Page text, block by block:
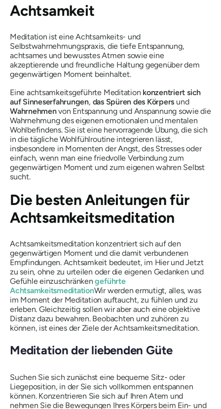
Achtsamkeit
Meditation ist eine Achtsamkeits- und
Selbstwahrnehmungspraxis, die tiefe Entspannung,
achtsames und bewusstes Atmen sowie eine
akzeptierende und freundliche Haltung gegenüber dem
gegenwärtigen Moment beinhaltet.
Eine achtsamkeitsgeführte Meditation konzentriert sich
auf Sinneserfahrungen, das Spüren des Körpers und
Wahrnehmenvon Entspannung und Anspannung sowie die
Wahrnehmung des eigenen emotionalen und mentalen
Wohlbefindens. Sie ist eine hervorragende Übung, die sich
in die tägliche Wohlfühlroutine integrieren lässt,
insbesondere in Momenten der Angst, des Stresses oder
einfach, wenn man eine friedvolle Verbindung zum
gegenwärtigen Moment und zum eigenen wahren Selbst
sucht.
Die besten Anleitungen für
Achtsamkeitsmeditation
Achtsamkeitsmeditation konzentriert sich auf den
gegenwärtigen Moment und die damit verbundenen
Empfindungen. Achtsamkeit bedeutet, im Hier und Jetzt
zu sein, ohne zu urteilen oder die eigenen Gedanken und
Gefühle einzuschränkengeführte
AchtsamkeitsmeditationWir werden ermutigt, alles, was
im Moment der Meditation auftaucht, zu fühlen und zu
erleben. Gleichzeitig sollen wir aber auch eine objektive
Distanz dazu bewahren. Beobachten und zuhören zu
können, ist eines der Ziele der Achtsamkeitsmeditation.
Meditation der liebenden Güte
Suchen Sie sich zunächst eine bequeme Sitz- oder
Liegeposition, in der Sie sich vollkommen entspannen
können. Konzentrieren Sie sich auf Ihren Atem und
nehmen Sie die Bewegungen Ihres Körpers beim Ein- und